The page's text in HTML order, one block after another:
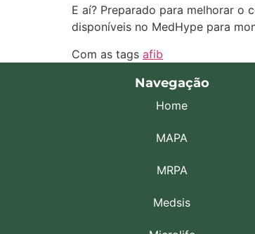
E aí? Preparado para melhorar o
disponíveis no MedHype para
Com as tags afib
Navegação
Home
MAPA
MRPA
Medsis